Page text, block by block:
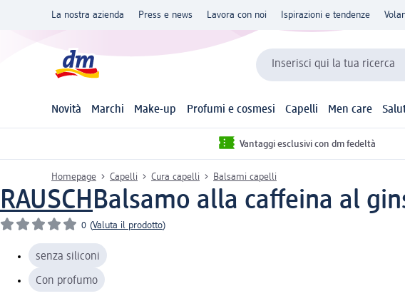
La nostra azienda Press e news Lavora con noi Ispirazioni e tendenze
Inserisci qui la tua ricerca
Novità Marchi Make-up Profumi e cosmesi Capelli Men care
Vantaggi esclusivi con dm fedeltà
Homepage Capelli Cura capelli Balsami capelli
RAUSCHBalsamo alla caffeina al
0 (Valuta il prodotto)
senza siliconi
Con profumo